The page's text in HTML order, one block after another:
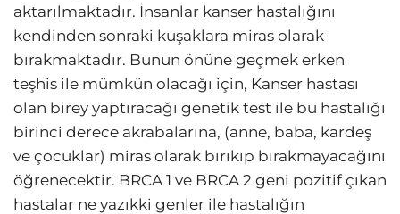
aktarılmaktadır. İnsanlar kanser hastalığını
kendinden sonraki kuşaklara miras olarak
bırakmaktadır. Bunun önüne geçmek erken
teşhis ile mümkün olacağı için, Kanser hastası
olan birey yaptıracağı genetik test ile bu hastalığı
birinci derece akrabalarına, (anne, baba, kardeş
ve çocuklar) miras olarak bırıkıp bırakmayacağını
öğrenecektir. BRCA 1 ve BRCA 2 geni pozitif çıkan
hastalar ne yazıkki genler ile hastalığın